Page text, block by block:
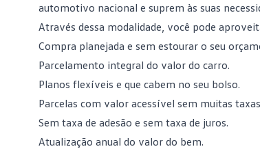
automotivo nacional e suprem às suas
Através dessa modalidade, você pode
Compra planejada e sem estourar o seu
Parcelamento integral do valor do carro.
Planos flexíveis e que cabem no seu bolso.
Parcelas com valor acessível sem muitas
Sem taxa de adesão e sem taxa de juros.
Atualização anual do valor do bem.